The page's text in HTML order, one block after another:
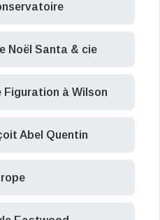
Noël Santa & cie
Figuration à Wilson
Abel Quentin